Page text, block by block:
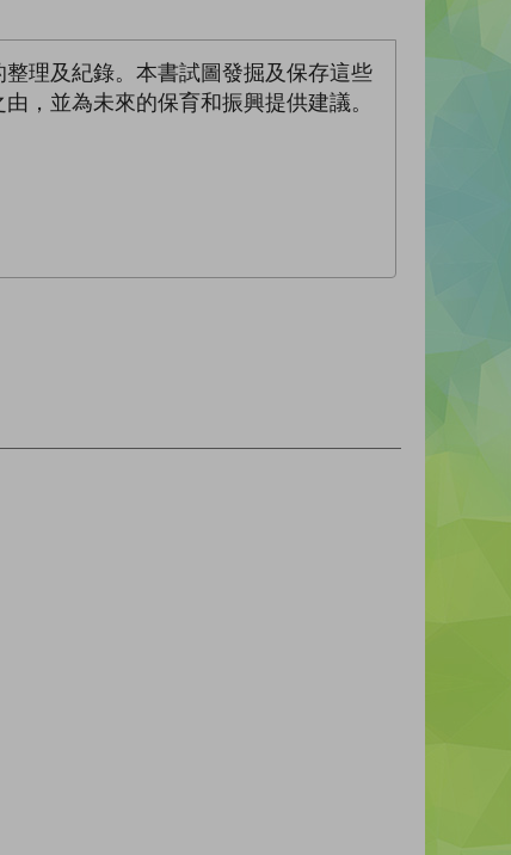
理及紀錄。本書試圖發掘及保存這些
，並為未來的保育和振興提供建議。